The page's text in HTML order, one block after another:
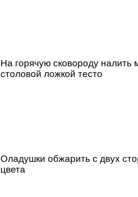
На горячую сковороду налить
столовой ложкой тесто
Оладушки обжарить с двух
цвета